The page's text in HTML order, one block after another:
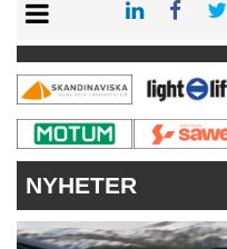
PRENUMERERA
VÅRA ANDRA MAGASIN
ANNONSERA
KONTAKT
NYHETER